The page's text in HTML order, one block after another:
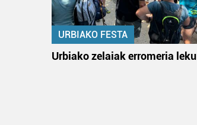
URBIAKO FESTA
Urbiako zelaiak erromeria leku